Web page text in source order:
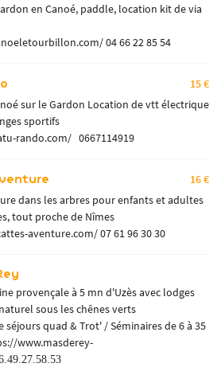
en Canoé, paddle, location kit de via
04 66 22 85 54
15 €
sur le Gardon Location de vtt électrique
sportifs
rando.com/0667114919
16 €
dans les arbres pour enfants et adultes
tout proche de Nîmes
aventure.com/07 61 96 30 30
provençale à 5 mn d'Uzès avec lodges
sous les chênes verts
séjours quad & Trot' / Séminaires de 6 à 35
www.masderey-